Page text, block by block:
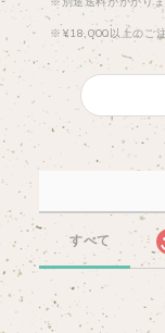
※¥18,000以上のご注
すべて